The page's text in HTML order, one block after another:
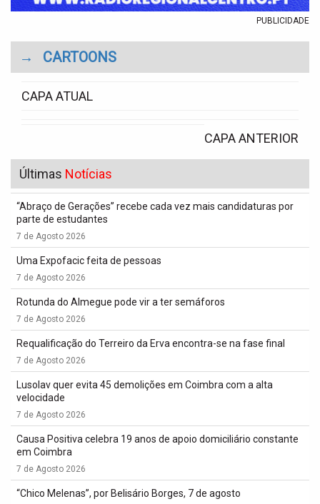
PUBLICIDADE
→ CARTOONS
CAPA ATUAL
CAPA ANTERIOR
Últimas Notícias
“Abraço de Gerações” recebe cada vez mais candidaturas por
parte de estudantes
7 de Agosto 2026
Uma Expofacic feita de pessoas
7 de Agosto 2026
Rotunda do Almegue pode vir a ter semáforos
7 de Agosto 2026
Requalificação do Terreiro da Erva encontra-se na fase final
7 de Agosto 2026
Lusolav quer evita 45 demolições em Coimbra com a alta
velocidade
7 de Agosto 2026
Causa Positiva celebra 19 anos de apoio domiciliário constante
em Coimbra
7 de Agosto 2026
“Chico Melenas”, por Belisário Borges, 7 de agosto